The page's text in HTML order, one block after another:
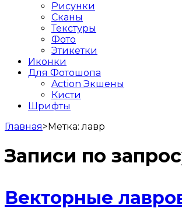
Рисунки
Сканы
Текстуры
Фото
Этикетки
Иконки
Для Фотошопа
Action Экшены
Кисти
Шрифты
Главная>Метка:лавр
Записи по
Векторные